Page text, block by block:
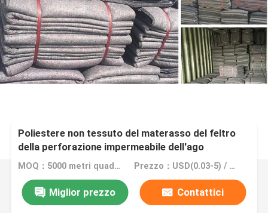
Poliestere non tessuto del materasso del feltro
della perforazione impermeabile dell'ago
MOQ：5000 metri quadri, 10000 metri quadri con stampa Prezzo：USD(0.03-5) / square meter
Miglior prezzo Contattici